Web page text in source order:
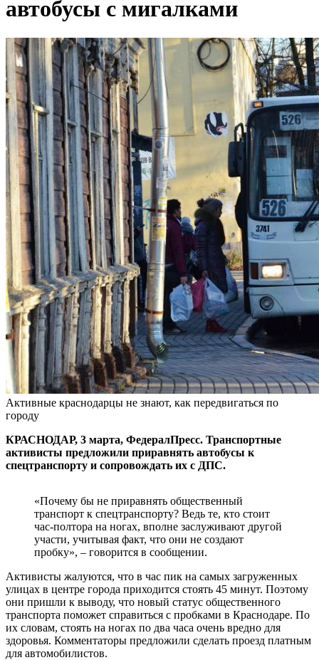
автобусы с мигалками
Активные краснодарцы не знают, как передвигаться по
городу
КРАСНОДАР, 3 марта, ФедералПресс. Транспортные
активисты предложили приравнять автобусы к
спецтранспорту и сопровождать их с ДПС.
«Почему бы не приравнять общественный
транспорт к спецтранспорту? Ведь те, кто стоит
час-полтора на ногах, вполне заслуживают другой
участи, учитывая факт, что они не создают
пробку», – говорится в сообщении.
Активисты жалуются, что в час пик на самых загруженных
улицах в центре города приходится стоять 45 минут. Поэтому
они пришли к выводу, что новый статус общественного
транспорта поможет справиться с пробками в Краснодаре. По
их словам, стоять на ногах по два часа очень вредно для
здоровья. Комментаторы предложили сделать проезд платным
для автомобилистов.